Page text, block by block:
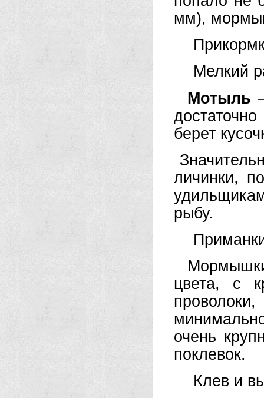
мм),
Мелкий
Мотыль
берет
личинки,
рыбу.
цвета, с
очень
поклевок.
Клев и